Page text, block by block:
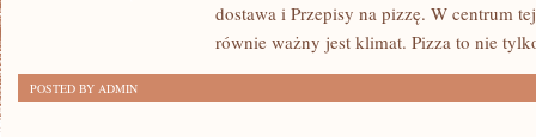
WYNOSdostawa i Przepisy na pizzę. W centrum
równie ważny jest klimat. Pizza to nie
POSTED BY ADMIN